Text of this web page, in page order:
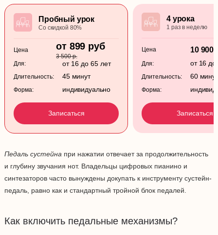
Пробный урок
Со скидкой 80%
Цена от 899 руб
3 500 р.
Для:
от 16 до 65 лет
Длительность: 45 минут
Форма: индивидуально
Записаться
4 урока
1 раз в неделю
Цена 10 900
Для: от 16 до
Длительность: 60 минут
Форма:
Записаться
Педаль сустейна при нажатии отвечает за продолжительность
и глубину звучания нот. Владельцы цифровых пианино и
синтезаторов часто вынуждены докупать к инструменту сустейн-
педаль, равно как и стандартный тройной блок педалей.
Как включить педальные механизмы?